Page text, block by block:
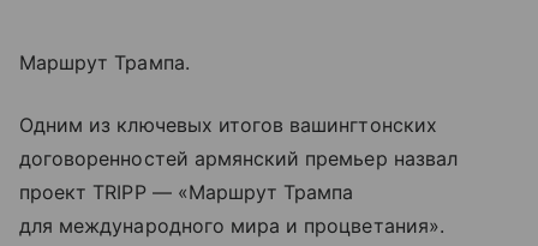
Маршрут Трампа.
Одним из ключевых итогов вашингтонских
договоренностей армянский премьер назвал
проект TRIPP — «Маршрут Трампа
для международного мира и процветания».